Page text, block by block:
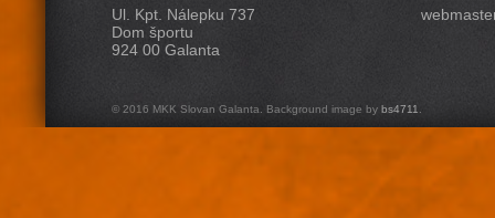
Ul. Kpt. Nálepku 737
Dom športu
924 00 Galanta
© 2016 MKK Slovan Galanta. Background image by bs4711